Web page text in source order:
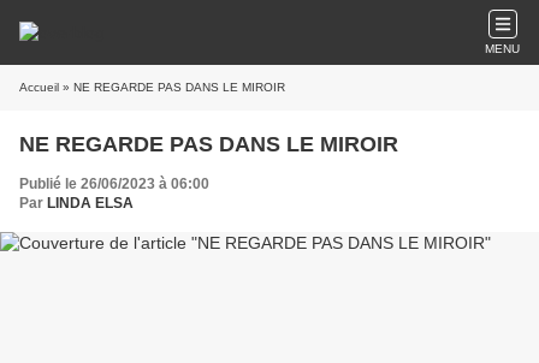
MENU
Accueil » NE REGARDE PAS DANS LE MIROIR
NE REGARDE PAS DANS LE MIROIR
Publié le 26/06/2023 à 06:00
Par LINDA ELSA